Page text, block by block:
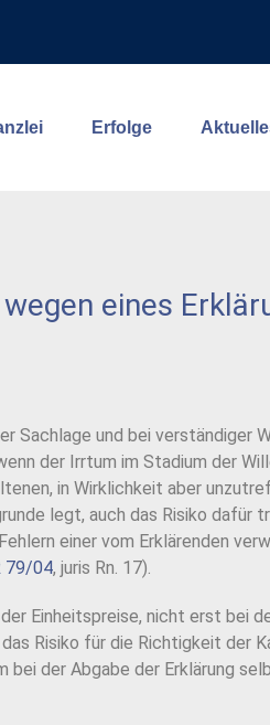
Erfolge
eines
Sachlage und bei verständiger
der Irrtum im Stadium der
in Wirklichkeit aber
legt, auch das Risiko dafür
einer vom Erklärenden
79/04, juris Rn. 17).
Einheitspreise, nicht erst bei
Risiko für die Richtigkeit der
der Abgabe der Erklärung